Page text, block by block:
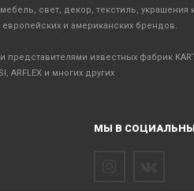
свет, декор, текстиль, украшения
и американских брендов.
известных фабрик
ARFLEX и многих других
МЫ В